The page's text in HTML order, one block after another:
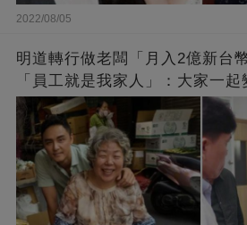
2022/08/05
明道轉行做老闆「月入2億新台
「員工就是我家人」：大家一起